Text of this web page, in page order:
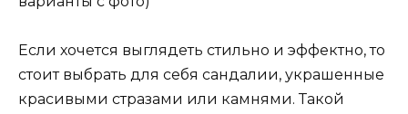
Если хочется выглядеть стильно и эффектно, то
стоит выбрать для себя сандалии, украшенные
красивыми стразами или камнями. Такой